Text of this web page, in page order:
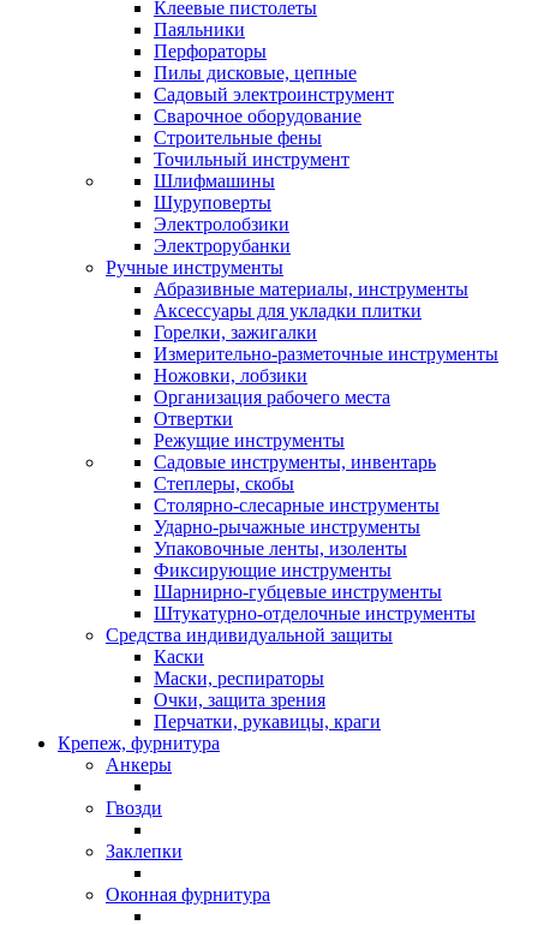
Клеевые пистолеты
Паяльники
Перфораторы
Пилы дисковые, цепные
Садовый электроинструмент
Сварочное оборудование
Строительные фены
Точильный инструмент
Шлифмашины
Шуруповерты
Электролобзики
Электрорубанки
Ручные инструменты
Абразивные материалы, инструменты
Аксессуары для укладки плитки
Горелки, зажигалки
Измерительно-разметочные инструменты
Ножовки, лобзики
Организация рабочего места
Отвертки
Режущие инструменты
Садовые инструменты, инвентарь
Степлеры, скобы
Столярно-слесарные инструменты
Ударно-рычажные инструменты
Упаковочные ленты, изоленты
Фиксирующие инструменты
Шарнирно-губцевые инструменты
Штукатурно-отделочные инструменты
Средства индивидуальной защиты
Каски
Маски, респираторы
Очки, защита зрения
Перчатки, рукавицы, краги
Крепеж, фурнитура
Анкеры
Гвозди
Заклепки
Оконная фурнитура